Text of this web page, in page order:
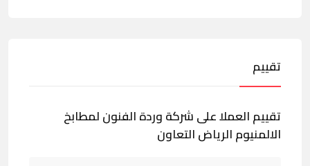
تقييم
تقييم العملا على شركة وردة الفنون لمطابخ
الالمنيوم الرياض التعاون